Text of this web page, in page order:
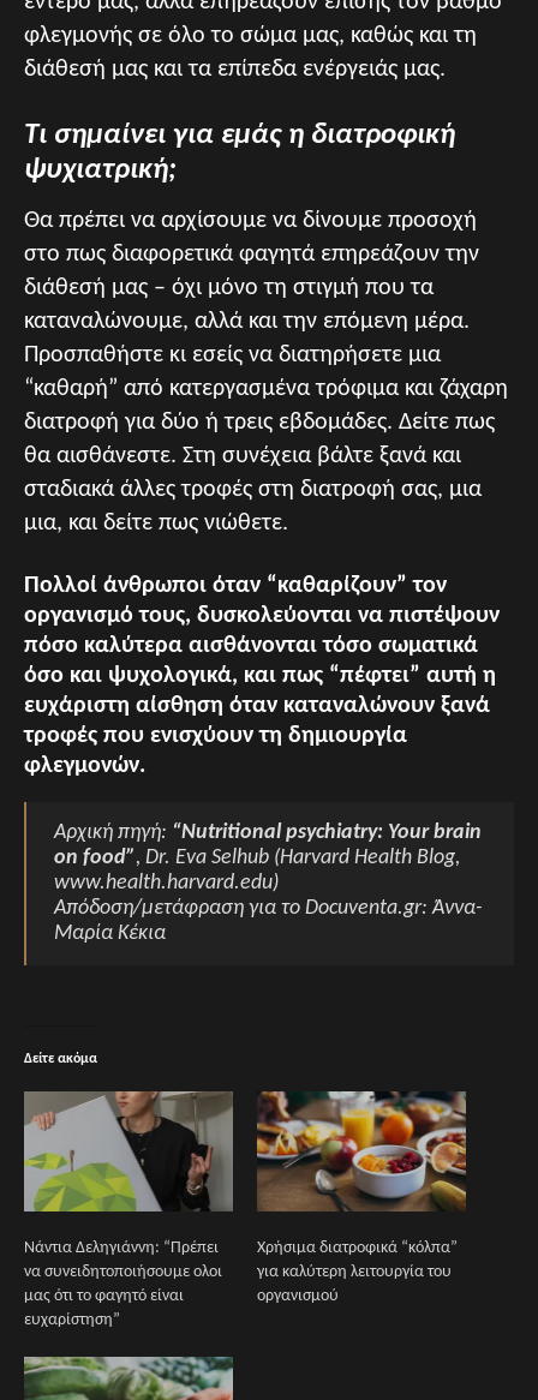
φλεγμονής σε όλο το σώμα μας, καθώς και τη
διάθεσή μας και τα επίπεδα ενέργειάς μας.
Τι σημαίνει για εμάς η διατροφική
ψυχιατρική;
Θα πρέπει να αρχίσουμε να δίνουμε προσοχή
στο πως διαφορετικά φαγητά επηρεάζουν την
διάθεσή μας – όχι μόνο τη στιγμή που τα
καταναλώνουμε, αλλά και την επόμενη μέρα.
Προσπαθήστε κι εσείς να διατηρήσετε μια
“καθαρή” από κατεργασμένα τρόφιμα και ζάχαρη
διατροφή για δύο ή τρεις εβδομάδες. Δείτε πως
θα αισθάνεστε. Στη συνέχεια βάλτε ξανά και
σταδιακά άλλες τροφές στη διατροφή σας, μια
μια, και δείτε πως νιώθετε.
Πολλοί άνθρωποι όταν “καθαρίζουν” τον
οργανισμό τους, δυσκολεύονται να πιστέψουν
πόσο καλύτερα αισθάνονται τόσο σωματικά
όσο και ψυχολογικά, και πως “πέφτει” αυτή η
ευχάριστη αίσθηση όταν καταναλώνουν ξανά
τροφές που ενισχύουν τη δημιουργία
φλεγμονών.
Αρχική πηγή: “Nutritional psychiatry: Your brain
on food”, Dr. Eva Selhub (Harvard Health Blog,
www.health.harvard.edu)
Απόδοση/μετάφραση για το Docuventa.gr: Άννα-
Μαρία Κέκια
Δείτε ακόμα
Νάντια Δεληγιάννη: “Πρέπει
να συνειδητοποιήσουμε ολοι
μας ότι το φαγητό είναι
ευχαρίστηση”
Χρήσιμα διατροφικά “κόλπα”
για καλύτερη λειτουργία του
οργανισμού